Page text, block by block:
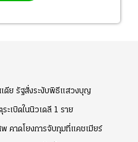
ดีย รัฐสั่งระงับพิธีแสวงบุญ
ะเบิดในนิวเดลี 1 ราย
คาดโยงการจับกุมที่แคชเมียร์